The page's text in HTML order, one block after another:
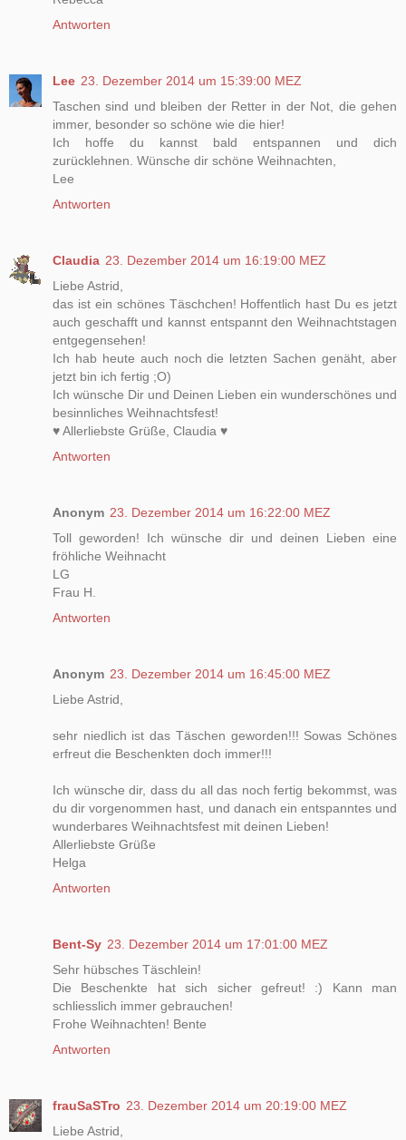
Antworten
Lee 23. Dezember 2014 um 15:39:00 MEZ
Taschen sind und bleiben der Retter in der Not, die gehen
immer, besonder so schöne wie die hier!
Ich hoffe du kannst bald entspannen und dich
zurücklehnen. Wünsche dir schöne Weihnachten,
Lee
Antworten
Claudia 23. Dezember 2014 um 16:19:00 MEZ
Liebe Astrid,
das ist ein schönes Täschchen! Hoffentlich hast Du es jetzt
auch geschafft und kannst entspannt den Weihnachtstagen
entgegensehen!
Ich hab heute auch noch die letzten Sachen genäht, aber
jetzt bin ich fertig ;O)
Ich wünsche Dir und Deinen Lieben ein wunderschönes und
besinnliches Weihnachtsfest!
♥ Allerliebste Grüße, Claudia ♥
Antworten
Anonym 23. Dezember 2014 um 16:22:00 MEZ
Toll geworden! Ich wünsche dir und deinen Lieben eine
fröhliche Weihnacht
LG
Frau H.
Antworten
Anonym 23. Dezember 2014 um 16:45:00 MEZ
Liebe Astrid,
sehr niedlich ist das Täschen geworden!!! Sowas Schönes
erfreut die Beschenkten doch immer!!!
Ich wünsche dir, dass du all das noch fertig bekommst, was
du dir vorgenommen hast, und danach ein entspanntes und
wunderbares Weihnachtsfest mit deinen Lieben!
Allerliebste Grüße
Helga
Antworten
Bent-Sy 23. Dezember 2014 um 17:01:00 MEZ
Sehr hübsches Täschlein!
Die Beschenkte hat sich sicher gefreut! :) Kann man
schliesslich immer gebrauchen!
Frohe Weihnachten! Bente
Antworten
frauSaSTro 23. Dezember 2014 um 20:19:00 MEZ
Liebe Astrid,